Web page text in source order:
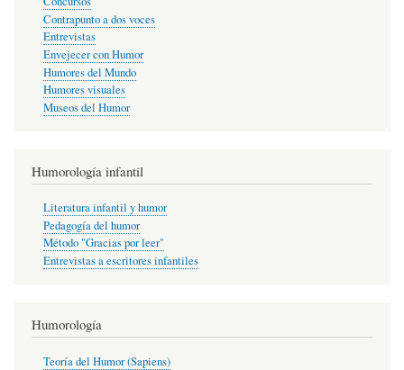
Contrapunto a dos voces
Entrevistas
Envejecer con Humor
Humores del Mundo
Humores visuales
Museos del Humor
Humorología infantil
Literatura infantil y humor
Pedagogía del humor
Método "Gracias por leer"
Entrevistas a escritores infantiles
Humorología
Teoría del Humor (Sapiens)